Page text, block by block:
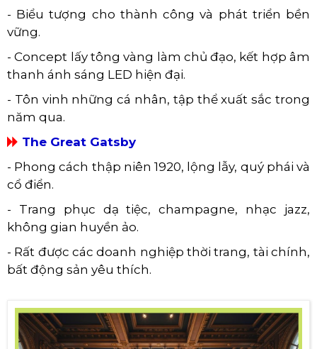
- Biểu tượng cho thành công và phát triển bền
vững.
- Concept lấy tông vàng làm chủ đạo, kết hợp âm
thanh ánh sáng LED hiện đại.
- Tôn vinh những cá nhân, tập thể xuất sắc trong
năm qua.
The Great Gatsby
- Phong cách thập niên 1920, lộng lẫy, quý phái và
cổ điển.
- Trang phục dạ tiệc, champagne, nhạc jazz,
không gian huyền ảo.
- Rất được các doanh nghiệp thời trang, tài chính,
bất động sản yêu thích.